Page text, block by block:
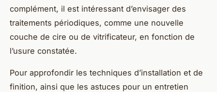
complément, il est intéressant d’envisager des
traitements périodiques, comme une nouvelle
couche de cire ou de vitrificateur, en fonction de
l’usure constatée.
Pour approfondir les techniques d’installation et de
finition, ainsi que les astuces pour un entretien